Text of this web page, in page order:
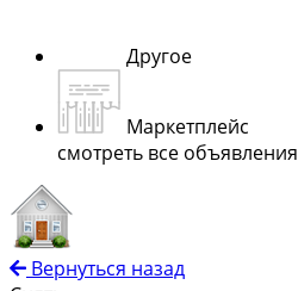
Другое
Маркетплейс
смотреть все объявления
Вернуться назад